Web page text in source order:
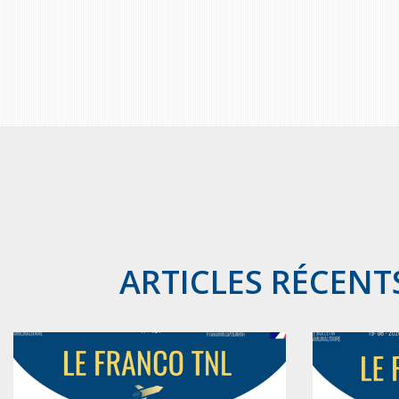
ARTICLES